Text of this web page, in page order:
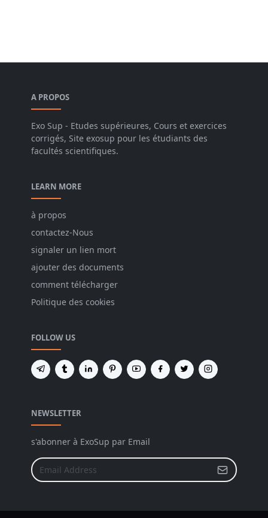
A PROPOS
Exo Sup - Etudes supérieures, Cours et exercices
corrigés, Site exosup pour les étudiants des
facultés scientifiques.
LEARN MORE
à propos
contactez-Nous
signaler un lien mort
ajouter des documents
comment télécharger
Politique des cookies
FOLLOW US
NEWSLETTER
s'abonner à ExoSup par Email